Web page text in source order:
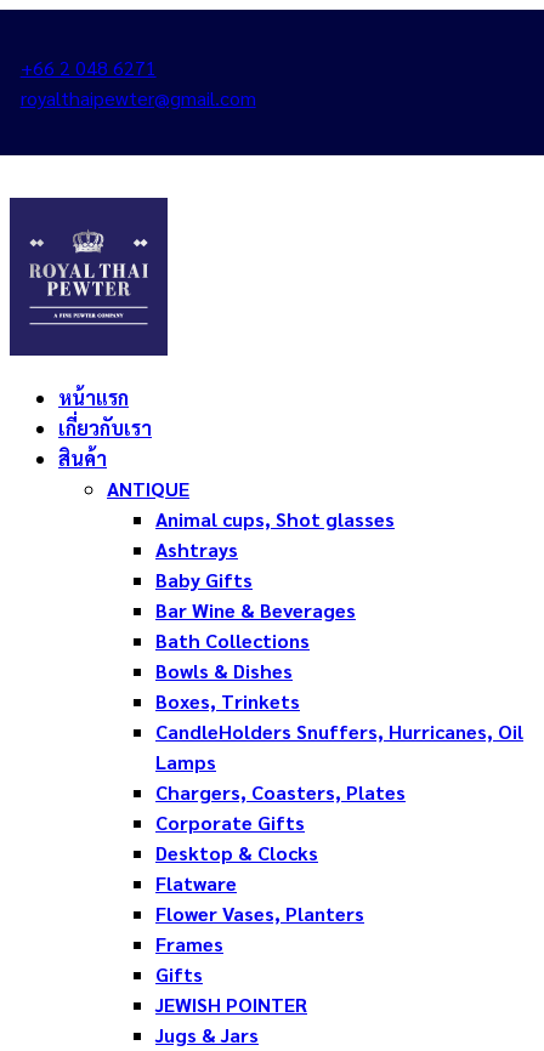
+66 2 048 6271
royalthaipewter@gmail.com
หน้าแรก
เกี่ยวกับเรา
สินค้า
ANTIQUE
Animal cups, Shot glasses
Ashtrays
Baby Gifts
Bar Wine & Beverages
Bath Collections
Bowls & Dishes
Boxes, Trinkets
CandleHolders Snuffers, Hurricanes, Oil
Lamps
Chargers, Coasters, Plates
Corporate Gifts
Desktop & Clocks
Flatware
Flower Vases, Planters
Frames
Gifts
JEWISH POINTER
Jugs & Jars